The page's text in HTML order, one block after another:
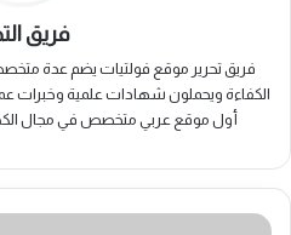
فريق
فريق تحرير موقع فولتيات يضم عدة
الكفاءة ويحملون شهادات علمية وخبرات
أول موقع عربي متخصص في مجال
مولدات